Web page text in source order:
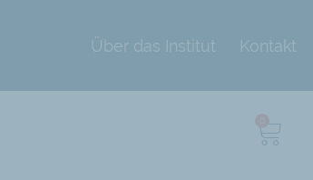
Über das Institut Kontakt